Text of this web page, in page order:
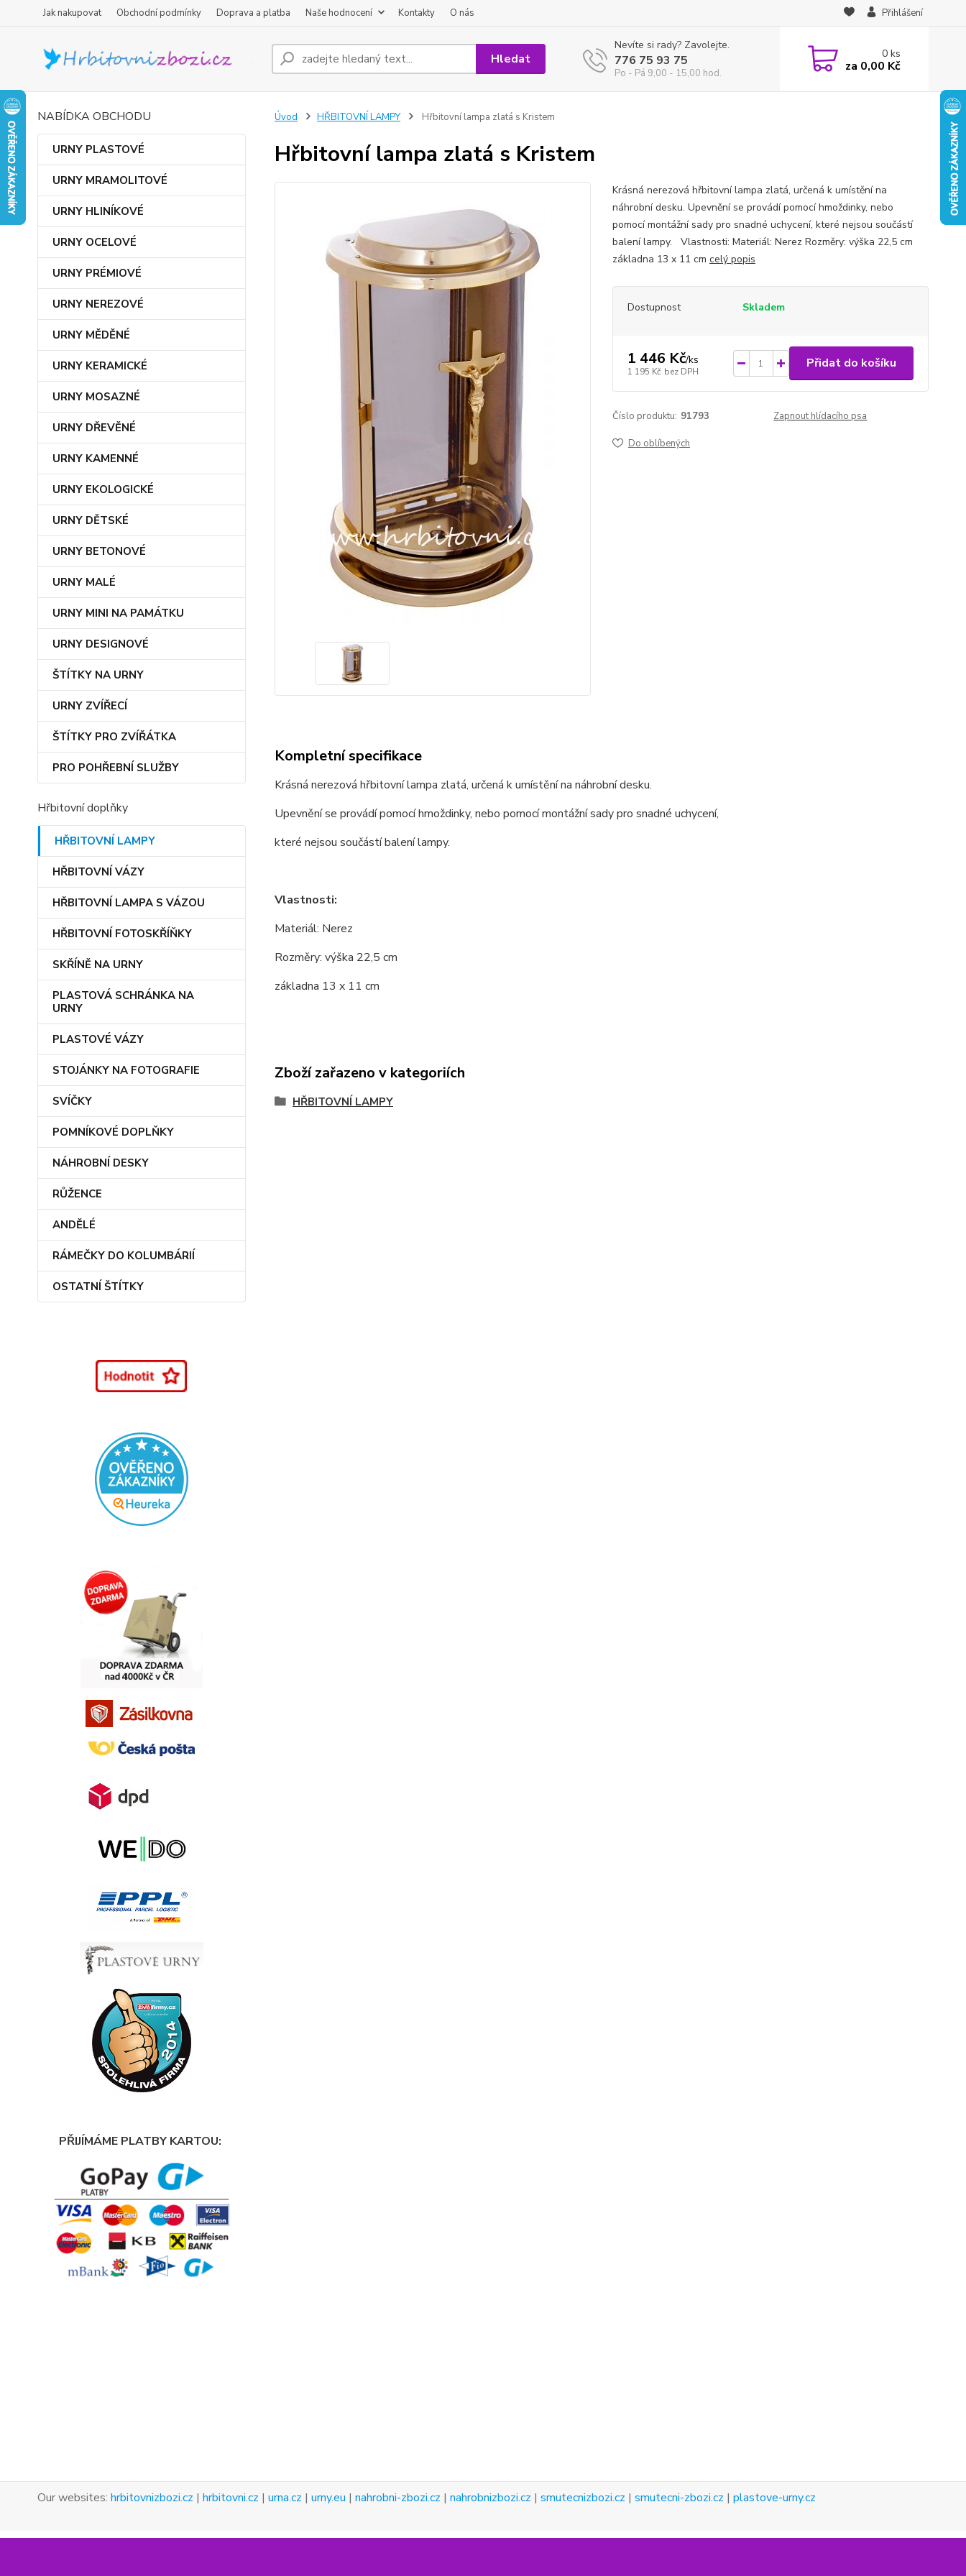
Jak nakupovat Obchodní podmínky Doprava a platba Naše hodnocení Kontakty O nás Přihlášení
Hledat
Nevíte si rady? Zavolejte.
776 75 93 75
Po - Pá 9,00 - 15,00 hod.
0ks
za 0,00 Kč
NABÍDKA OBCHODU
URNY PLASTOVÉ
URNY MRAMOLITOVÉ
URNY HLINÍKOVÉ
URNY OCELOVÉ
URNY PRÉMIOVÉ
URNY NEREZOVÉ
URNY MĚDĚNÉ
URNY KERAMICKÉ
URNY MOSAZNÉ
URNY DŘEVĚNÉ
URNY KAMENNÉ
URNY EKOLOGICKÉ
URNY DĚTSKÉ
URNY BETONOVÉ
URNY MALÉ
URNY MINI NA PAMÁTKU
URNY DESIGNOVÉ
ŠTÍTKY NA URNY
URNY ZVÍŘECÍ
ŠTÍTKY PRO ZVÍŘÁTKA
PRO POHŘEBNÍ SLUŽBY
Hřbitovní doplňky
HŘBITOVNÍ LAMPY
HŘBITOVNÍ VÁZY
HŘBITOVNÍ LAMPA S VÁZOU
HŘBITOVNÍ FOTOSKŘÍŇKY
SKŘÍNĚ NA URNY
PLASTOVÁ SCHRÁNKA NA
URNY
PLASTOVÉ VÁZY
STOJÁNKY NA FOTOGRAFIE
SVÍČKY
POMNÍKOVÉ DOPLŇKY
NÁHROBNÍ DESKY
RŮŽENCE
ANDĚLÉ
RÁMEČKY DO KOLUMBÁRIÍ
OSTATNÍ ŠTÍTKY
PŘIJÍMÁME PLATBY KARTOU:
Úvod HŘBITOVNÍ LAMPY Hřbitovní lampa zlatá s Kristem
Hřbitovní lampa zlatá s Kristem
Krásná nerezová hřbitovní lampa zlatá, určená k umístění na
náhrobní desku. Upevnění se provádí pomocí hmoždinky, nebo
pomocí montážní sady pro snadné uchycení, které nejsou součástí
balení lampy. Vlastnosti: Materiál: Nerez Rozměry: výška 22,5 cm
základna 13 x 11 cm celý popis
Dostupnost Skladem
1 446 Kč/ks
1 195 Kč bez DPH
Přidat do košíku
Číslo produktu: 91793 Zapnout hlídacího psa
Do oblíbených
Kompletní specifikace
Krásná nerezová hřbitovní lampa zlatá, určená k umístění na náhrobní desku.
Upevnění se provádí pomocí hmoždinky, nebo pomocí montážní sady pro snadné uchycení,
které nejsou součástí balení lampy.
Vlastnosti:
Materiál: Nerez
Rozměry: výška 22,5 cm
základna 13 x 11 cm
Zboží zařazeno v kategoriích
HŘBITOVNÍ LAMPY
Our websites: hrbitovnizbozi.cz | hrbitovni.cz | urna.cz | urny.eu | nahrobni-zbozi.cz | nahrobnizbozi.cz | smutecnizbozi.cz | smutecni-zbozi.cz | plastove-urny.cz